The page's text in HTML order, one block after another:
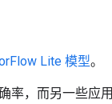
Lite 模型。
率，而另一些应用